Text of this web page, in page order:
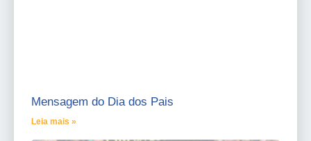
Mensagem do Dia dos Pais
Leia mais »